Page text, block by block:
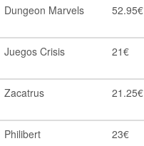
Dungeon Marvels 52.95€
Juegos Crisis 21€
Zacatrus 21.25€
Philibert 23€